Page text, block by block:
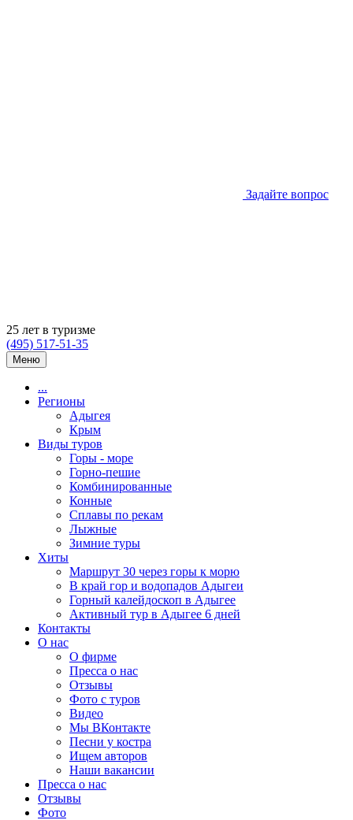
Задайте вопрос
25 лет в туризме
(495) 517-51-35
Меню
...
Регионы
Адыгея
Крым
Виды туров
Горы - море
Горно-пешие
Комбинированные
Конные
Сплавы по рекам
Лыжные
Зимние туры
Хиты
Маршрут 30 через горы к морю
В край гор и водопадов Адыгеи
Горный калейдоскоп в Адыгее
Активный тур в Адыгее 6 дней
Контакты
О нас
О фирме
Пресса о нас
Отзывы
Фото с туров
Видео
Мы ВКонтакте
Песни у костра
Ищем авторов
Наши вакансии
Пресса о нас
Отзывы
Фото